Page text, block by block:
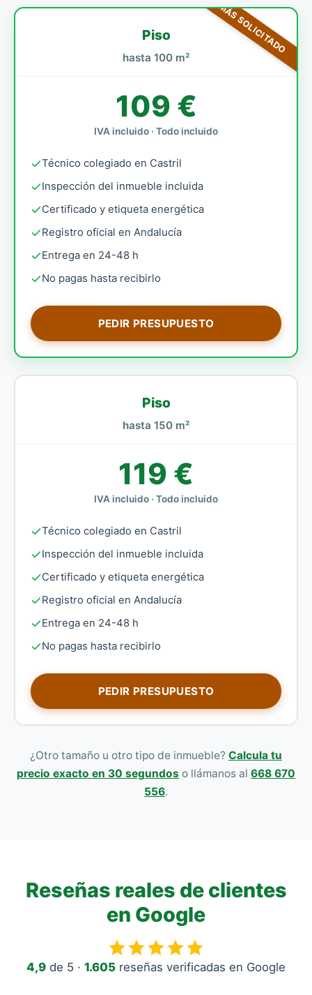
MÁS SOLICITADO
Piso
hasta 100 m²
109 €
IVA incluido · Todo incluido
Técnico colegiado en Castril
Inspección del inmueble incluida
Certificado y etiqueta energética
Registro oficial en Andalucía
Entrega en 24-48 h
No pagas hasta recibirlo
PEDIR PRESUPUESTO
Piso
hasta 150 m²
119 €
IVA incluido · Todo incluido
Técnico colegiado en Castril
Inspección del inmueble incluida
Certificado y etiqueta energética
Registro oficial en Andalucía
Entrega en 24-48 h
No pagas hasta recibirlo
PEDIR PRESUPUESTO
¿Otro tamaño u otro tipo de inmueble? Calcula tu
precio exacto en 30 segundos o llámanos al 668 670
556.
Reseñas reales de clientes
en Google
4,9 de 5 · 1.605 reseñas verificadas en Google